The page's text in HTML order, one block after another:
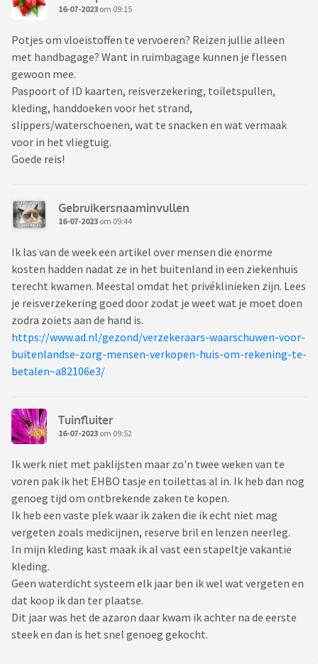
16-07-2023 om 09:15
Potjes om vloeistoffen te vervoeren? Reizen jullie alleen
met handbagage? Want in ruimbagage kunnen je flessen
gewoon mee.
Paspoort of ID kaarten, reisverzekering, toiletspullen,
kleding, handdoeken voor het strand,
slippers/waterschoenen, wat te snacken en wat vermaak
voor in het vliegtuig.
Goede reis!
Gebruikersnaaminvullen
16-07-2023 om 09:44
Ik las van de week een artikel over mensen die enorme
kosten hadden nadat ze in het buitenland in een ziekenhuis
terecht kwamen. Meestal omdat het privéklinieken zijn. Lees
je reisverzekering goed door zodat je weet wat je moet doen
zodra zoiets aan de hand is.
https://www.ad.nl/gezond/verzekeraars-waarschuwen-voor-
buitenlandse-zorg-mensen-verkopen-huis-om-rekening-te-
betalen~a82106e3/
Tuinfluiter
16-07-2023 om 09:52
Ik werk niet met paklijsten maar zo'n twee weken van te
voren pak ik het EHBO tasje en toilettas al in. Ik heb dan nog
genoeg tijd om ontbrekende zaken te kopen.
Ik heb een vaste plek waar ik zaken die ik echt niet mag
vergeten zoals medicijnen, reserve bril en lenzen neerleg.
In mijn kleding kast maak ik al vast een stapeltje vakantie
kleding.
Geen waterdicht systeem elk jaar ben ik wel wat vergeten en
dat koop ik dan ter plaatse.
Dit jaar was het de azaron daar kwam ik achter na de eerste
steek en dan is het snel genoeg gekocht.